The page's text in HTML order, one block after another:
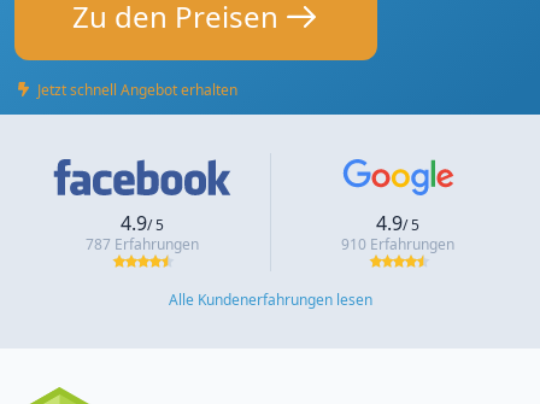
Zu den Preisen
Jetzt schnell Angebot erhalten
4.9/ 5
787 Erfahrungen
4.9/ 5
910 Erfahrungen
Alle Kundenerfahrungen lesen